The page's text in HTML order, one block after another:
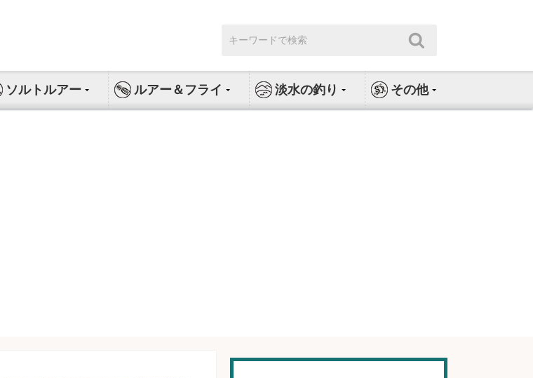
索:
ソルトルアー ルアー＆フライ 淡水の釣り その他